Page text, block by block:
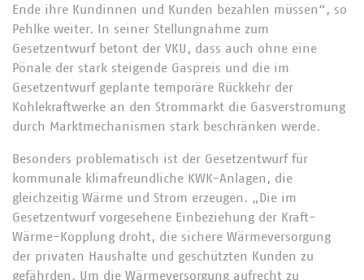
Ende ihre Kundinnen und Kunden bezahlen müssen“, so
Pehlke weiter. In seiner Stellungnahme zum
Gesetzentwurf betont der VKU, dass auch ohne eine
Pönale der stark steigende Gaspreis und die im
Gesetzentwurf geplante temporäre Rückkehr der
Kohlekraftwerke an den Strommarkt die Gasverstromung
durch Marktmechanismen stark beschränken werde.
Besonders problematisch ist der Gesetzentwurf für
kommunale klimafreundliche KWK-Anlagen, die
gleichzeitig Wärme und Strom erzeugen. „Die im
Gesetzentwurf vorgesehene Einbeziehung der Kraft-
Wärme-Kopplung droht, die sichere Wärmeversorgung
der privaten Haushalte und geschützten Kunden zu
gefährden. Um die Wärmeversorgung aufrecht zu